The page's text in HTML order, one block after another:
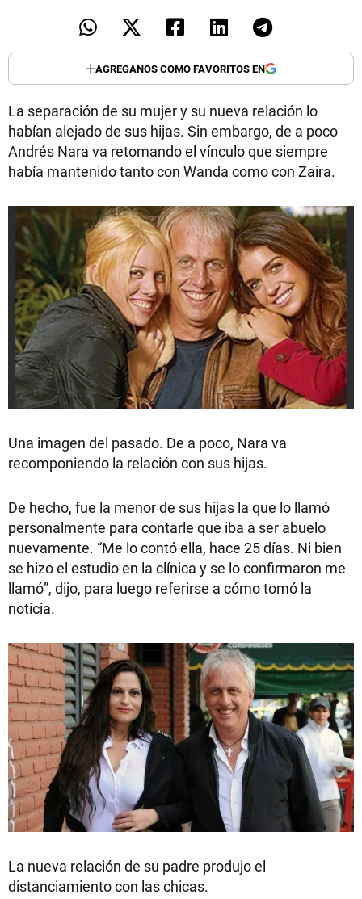
AGREGANOS COMO FAVORITOS EN
La separación de su mujer y su nueva relación lo
habían alejado de sus hijas. Sin embargo, de a poco
Andrés Nara va retomando el vínculo que siempre
había mantenido tanto con Wanda como con Zaira.
Una imagen del pasado. De a poco, Nara va
recomponiendo la relación con sus hijas.
De hecho, fue la menor de sus hijas la que lo llamó
personalmente para contarle que iba a ser abuelo
nuevamente. “Me lo contó ella, hace 25 días. Ni bien
se hizo el estudio en la clínica y se lo confirmaron me
llamó”, dijo, para luego referirse a cómo tomó la
noticia.
La nueva relación de su padre produjo el
distanciamiento con las chicas.